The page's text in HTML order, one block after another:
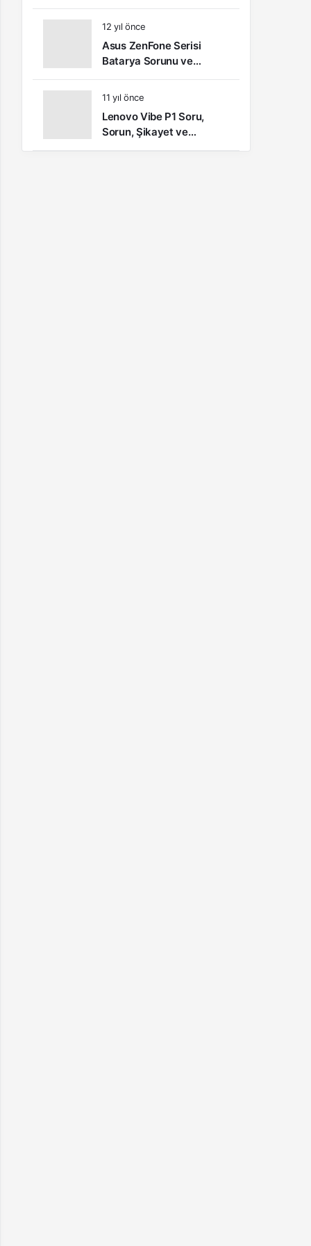
Öneri ve Kullanıcı
Yorumları
12 yıl önce
Asus ZenFone Serisi
Batarya Sorunu ve
Çözümü
11 yıl önce
Lenovo Vibe P1 Soru,
Sorun, Şikayet ve
Kullanıcı Yorumları